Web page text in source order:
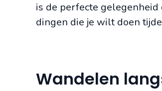
is de perfecte gelegenheid
dingen die je wilt doen
Wandelen